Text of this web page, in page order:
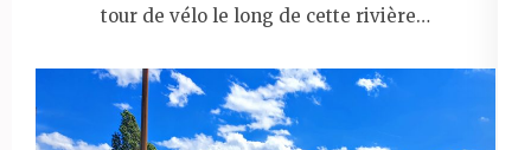
tour de vélo le long de cette rivière…